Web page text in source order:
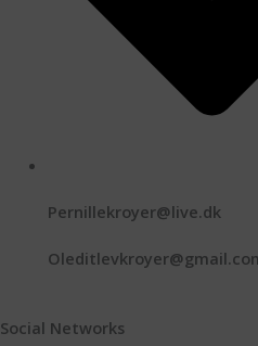
Pernillekroyer@live.dk
Social Networks